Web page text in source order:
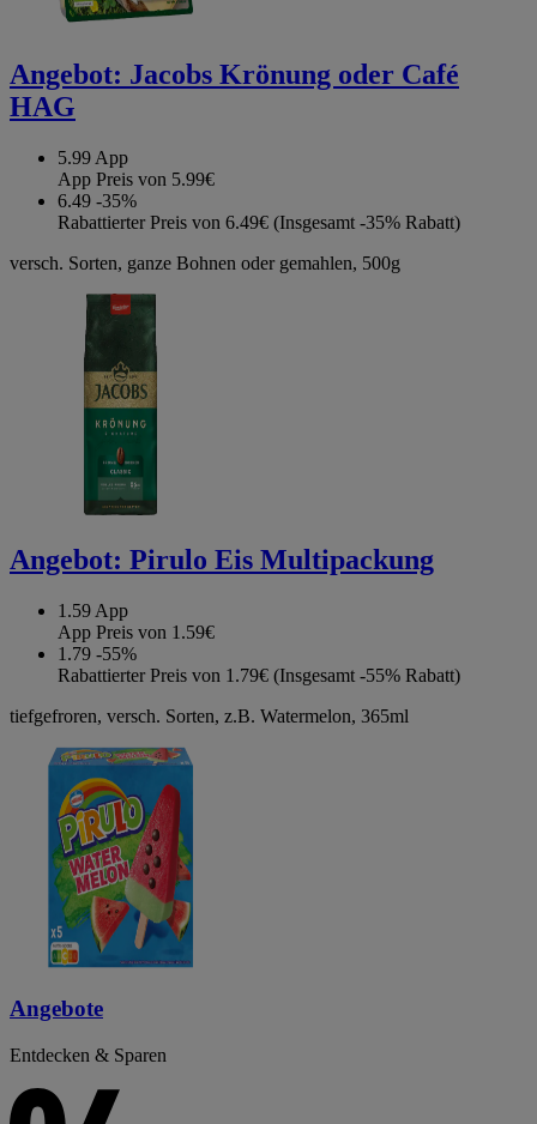
Angebot: Jacobs Krönung oder Café
HAG
5.99 App
App Preis von 5.99€
6.49 -35%
Rabattierter Preis von 6.49€ (Insgesamt -35% Rabatt)
versch. Sorten, ganze Bohnen oder gemahlen, 500g
Angebot: Pirulo Eis Multipackung
1.59 App
App Preis von 1.59€
1.79 -55%
Rabattierter Preis von 1.79€ (Insgesamt -55% Rabatt)
tiefgefroren, versch. Sorten, z.B. Watermelon, 365ml
Angebote
Entdecken & Sparen